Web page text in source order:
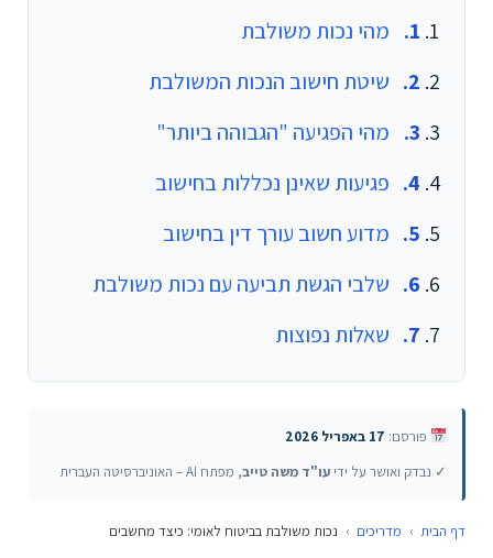
מהי נכות משולבת
שיטת חישוב הנכות המשולבת
מהי הפגיעה "הגבוהה ביותר"
פגיעות שאינן נכללות בחישוב
מדוע חשוב עורך דין בחישוב
שלבי הגשת תביעה עם נכות משולבת
שאלות נפוצות
פורסם: 17 באפריל 2026
✓ נבדק ואושר על ידי עו"ד משה טייב, מפתח AI – האוניברסיטה העברית
דף הבית › מדריכים › נכות משולבת בביטוח לאומי: כיצד מחשבים